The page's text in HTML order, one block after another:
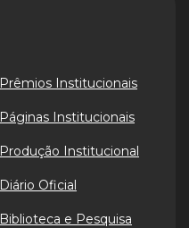
Prêmios Institucionais
Páginas Institucionais
Produção Institucional
Diário Oficial
Biblioteca e Pesquisa